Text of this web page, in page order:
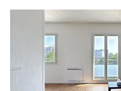
GARGES LES GONESSE 95
, 4 pièces
Ref : 7588
Appartement F4 à
169 000 €